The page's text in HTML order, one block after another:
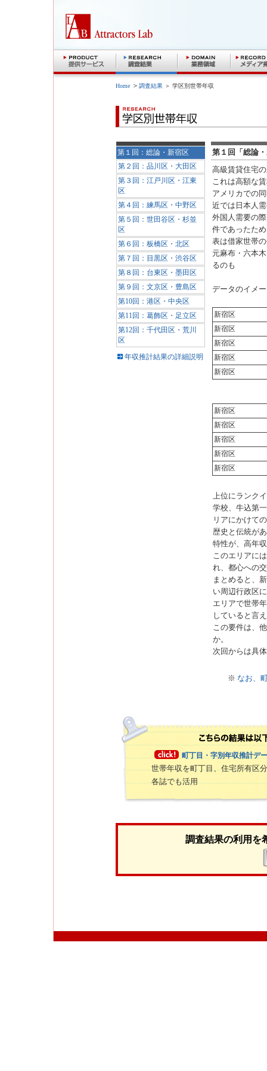
Home ＞ 調査結果 ＞ 学区別世帯年収
第１回：総論・新宿区
第２回：品川区・大田区
第３回：江戸川区・江東
区
第４回：練馬区・中野区
第５回：世田谷区・杉並
区
第６回：板橋区・北区
第７回：目黒区・渋谷区
第８回：台東区・墨田区
第９回：文京区・豊島区
第10回：港区・中央区
第11回：葛飾区・足立区
第12回：千代田区・荒川
区
年収推計結果の詳細説明
第１回「総論
高級賃貸住宅
これは高額な
アメリカでの
近では日本人
外国人需要の
件であったた
表は借家世帯
元麻布・六本
るのも
データのイメ
新宿区
新宿区
新宿区
新宿区
新宿区
新宿区
新宿区
新宿区
新宿区
新宿区
上位にランク
学校、牛込第
リアにかけて
歴史と伝統が
特性が、高年
このエリアに
れ、都心への
まとめると、
い周辺行政区
エリアで世帯
していると言
この要件は、
か。
次回からは具
※ なお、
町丁目・字別年収推計デ
世帯年収を町丁目、住宅所有区
各誌でも活用
調査結果の利用を